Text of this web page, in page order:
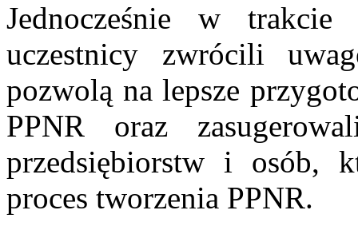
Jednocześnie w trakcie
uczestnicy zwrócili
pozwolą na lepsze
PPNR oraz
przedsiębiorstw i osób,
proces tworzenia PPNR.